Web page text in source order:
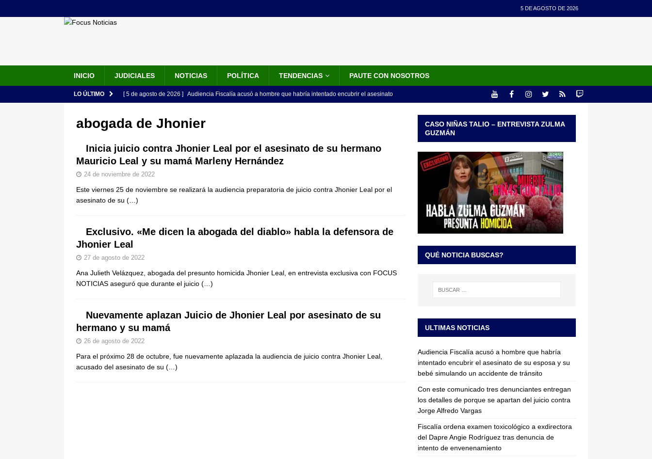
5 DE AGOSTO DE 2026
INICIO JUDICIALES NOTICIAS POLÍTICA TENDENCIAS PAUTE CON NOSOTROS
LO ÚLTIMO [ 5 de agosto de 2026 ] Audiencia Fiscalía acusó a hombre que habría intentado encubrir el asesinato
[ 5 de agosto de 2026 ] Con este comunicado tres denunciantes entregan los detalles de porque se
apartan del juicio contra Jorge Alfredo Vargas JUDICIALES
[ 5 de agosto de 2026 ] Fiscalía ordena examen toxicológico a exdirectora del Dapre Angie Rodríguez
tras denuncia de intento de envenenamiento
[ 5 de agosto de 2026 ] La historia detrás de la banda presidencial que portará Abelardo De La
[ 5 de agosto de 2026 ]
De La Espriella en la Arena USC
abogada de Jhonier
Inicia juicio contra Jhonier Leal por el asesinato de su hermano
Mauricio Leal y su mamá Marleny Hernández
24 de noviembre de 2022
Este viernes 25 de noviembre se realizará la audiencia preparatoria de juicio contra Jhonier Leal por el
asesinato de su (…)
Exclusivo. «Me dicen la abogada del diablo» habla la defensora de
Jhonier Leal
27 de agosto de 2022
Ana Julieth Velázquez, abogada del presunto homicida Jhonier Leal, en entrevista exclusiva con FOCUS
NOTICIAS aseguró que durante el juicio (…)
Nuevamente aplazan Juicio de Jhonier Leal por asesinato de su
hermano y su mamá
26 de agosto de 2022
Para el próximo 28 de octubre, fue nuevamente aplazada la audiencia de juicio contra Jhonier Leal,
acusado del asesinato de su (…)
CASO NIÑAS TALIO – ENTREVISTA ZULMA
GUZMÁN
QUÉ NOTICIA BUSCAS?
ULTIMAS NOTICIAS
Audiencia Fiscalía acusó a hombre que habría
intentado encubrir el asesinato de su esposa y su
bebé simulando un accidente de tránsito
Con este comunicado tres denunciantes entregan
los detalles de porque se apartan del juicio contra
Jorge Alfredo Vargas
Fiscalía ordena examen toxicológico a exdirectora
del Dapre Angie Rodríguez tras denuncia de
intento de envenenamiento